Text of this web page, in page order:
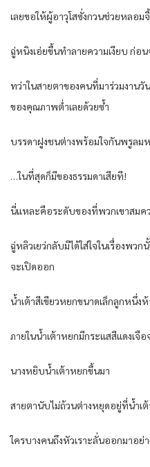
เลยขอให้ผู้อาวุโสซั่งกวนช่วยหลอ
ฉู่หนิงเอ่ยขึ้นทำลายความเงียบ ก่อ
ทว่าในสายตาของคนที่มาร่วมงานวั
ของคุณภาพต่ำเลยด้วยซ้ำ
บรรดาฝูงชนต่างพร้อมใจกันพรูลม
…ในที่สุดก็มีของธรรมดาเสียที!
นี่แหละคือระดับของที่พวกเขาสมค
ฉู่หลิวเยว่กลับมิได้ใส่ใจในเรื่องพว
จะเปิดออก
น้ำเต้าสีเขียวหยกขนาดเล็กลูกหนึ่ง
ภายในน้ำเต้าหยกมีกระแสสีแดงเจื
นางหยิบน้ำเต้าหยกขึ้นมา
สายตานับไม่ถ้วนต่างหยุดอยู่ที่น้ำเ
ใครบางคนถึงหัวเราะลั่นออกมาอย่